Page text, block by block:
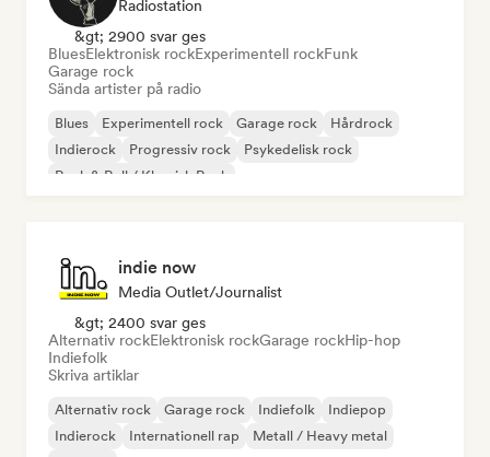
Radiostation
&gt; 2900 svar ges
BluesElektronisk rockExperimentell rockFunk
Garage rock
Sända artister på radio
Blues Experimentell rock Garage rock
Hårdrock
Indierock
Progressiv rock
Psykedelisk rock
Rock & Roll / Klassisk Rock
indie now
Media Outlet/Journalist
&gt; 2400 svar ges
Alternativ rockElektronisk rockGarage rockHip-hop
Indiefolk
Skriva artiklar
Alternativ rock Garage rock Indiefolk
Indiepop
Indierock
Internationell rap
Metall / Heavy metal